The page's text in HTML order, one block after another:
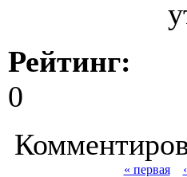
Рейтинг:
0
« первая